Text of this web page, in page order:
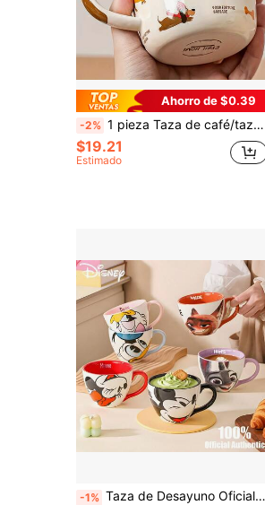
Ahorro de $0.39
-2% 1 pieza Taza de café/taza de cerámica grande con forma de Dachshund de la suerte con marcas de medición - Lindo, reutilizable y apto para microondas, adecuado para todas las bebidas, vajilla multiusos, regalo ideal para Navidad, Halloween, Día de San Valentín
$19.21
Estimado
-1% Taza de Desayuno Oficial Auténtica de Colaboración Disney 350ML Taza de Cerámica con Asa Taza de Café Anime Dibujos Animados Taza Individual para Dormitorio Taza de Regalo para Parejas